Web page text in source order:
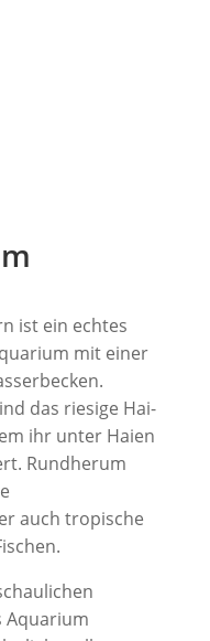
ist ein echtes
mit einer
das riesige Hai-
ihr unter Haien
Rundherum
auch tropische
Aquarium